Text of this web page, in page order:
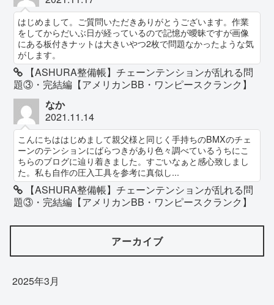
はじめまして。ご質問いただきありがとうございます。作業
をしてからだいぶ日が経っているので記憶が曖昧ですが画像
にある板付きナットは大きいやつ2枚で問題なかったような気
がします。
【ASHURA整備帳】チェーンテンションが乱れる問
題③・完結編【アメリカンBB・ワンピースクランク】
なか
2021.11.14
こんにちははじめまして親父様と同じく手持ちのBMXのチェ
ーンのテンションにばらつきがあり色々調べているうちにこ
ちらのブログに辿り着きました。すごいなぁと感心致しまし
た。私も自作の圧入工具を参考に真似し...
【ASHURA整備帳】チェーンテンションが乱れる問
題③・完結編【アメリカンBB・ワンピースクランク】
アーカイブ
2025年3月